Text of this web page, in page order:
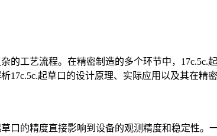
工艺流程。在精密制造的多个环节中，17c.5c.
起草口的设计原理、实际应用以及其在精
口的精度直接影响到设备的观测精度和稳定性